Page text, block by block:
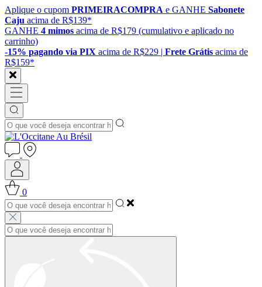
Aplique o cupom PRIMEIRACOMPRA e GANHE Sabonete
Caju acima de R$139*
GANHE 4 mimos acima de R$179 (cumulativo e aplicado no
carrinho)
-15% pagando via PIX acima de R$229 | Frete Grátis acima de
R$159*
0